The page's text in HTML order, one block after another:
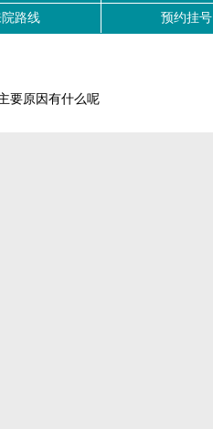
路线 预约挂号
要原因有什么呢